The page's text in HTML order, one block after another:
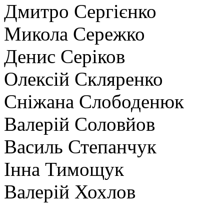
Дмитро Сергієнко
Микола Сережко
Денис Серіков
Олексій Скляренко
Сніжана Слободенюк
Валерій Соловйов
Василь Степанчук
Інна Тимощук
Валерій Хохлов